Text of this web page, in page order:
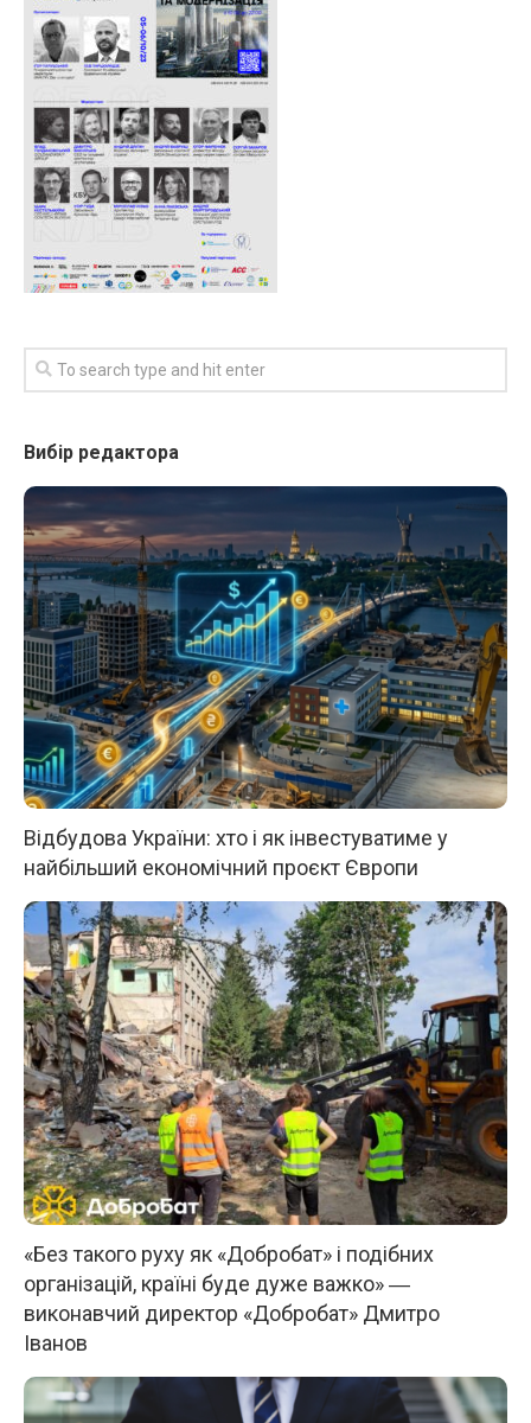
Вибір редактора
Відбудова України: хто і як інвестуватиме у
найбільший економічний проєкт Європи
«Без такого руху як «Добробат» і подібних
організацій, країні буде дуже важко» ―
виконавчий директор «Добробат» Дмитро
Іванов